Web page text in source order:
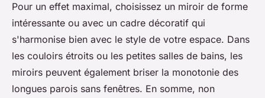
Pour un effet maximal, choisissez un miroir de forme
intéressante ou avec un cadre décoratif qui
s'harmonise bien avec le style de votre espace. Dans
les couloirs étroits ou les petites salles de bains, les
miroirs peuvent également briser la monotonie des
longues parois sans fenêtres. En somme, non